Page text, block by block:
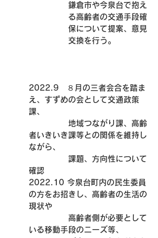
鎌倉市や今泉台で抱え
る高齢者の交通手段確
保について提案、意見
交換を行う。
2022.9　８月の三者会合を踏ま
え、すずめの会として交通政策
課、
地域つながり課、高齢
者いきいき課等との関係を維持し
ながら、
課題、方向性について
確認
2022.10 今泉台町内の民生委員
の方をお招きし、高齢者の生活の
現状や
高齢者側が必要として
いる移動手段のニーズ等、